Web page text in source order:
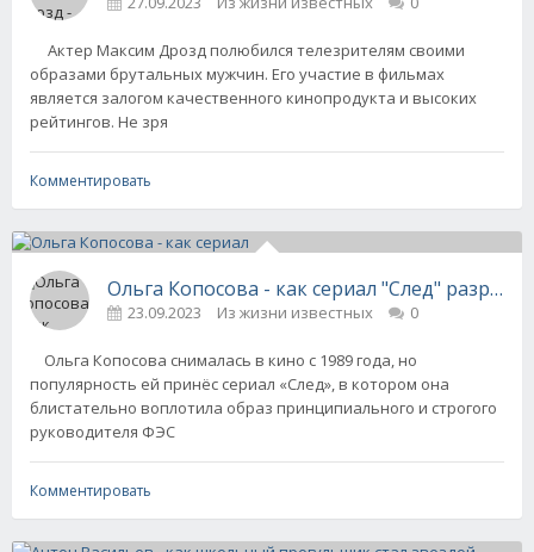
Актер Максим Дрозд полюбился телезрителям своими
образами брутальных мужчин. Его участие в фильмах
является залогом качественного кинопродукта и высоких
рейтингов. Не зря
Комментировать
Ольга Копосова - как сериал "След"
23.09.2023 Из жизни известных 0
Ольга Копосова снималась в кино с 1989 года, но
популярность ей принёс сериал «След», в котором она
блистательно воплотила образ принципиального и строгого
руководителя ФЭС
Комментировать